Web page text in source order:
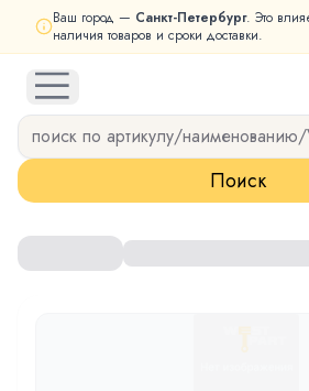
Ваш город — Санкт-Петербург. Это
наличия товаров и сроки доставки.
open navigation menu
Поиск